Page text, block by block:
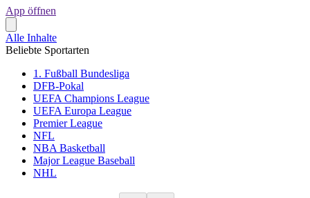
App öffnen
Alle Inhalte
Beliebte Sportarten
1. Fußball Bundesliga
DFB-Pokal
UEFA Champions League
UEFA Europa League
Premier League
NFL
NBA Basketball
Major League Baseball
NHL